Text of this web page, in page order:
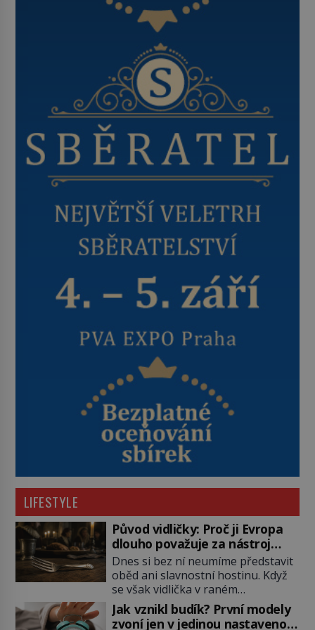
LIFESTYLE
Původ vidličky: Proč ji Evropa
dlouho považuje za nástroj
samotného satana?
Dnes si bez ní neumíme představit
oběd ani slavnostní hostinu. Když
se však vidlička v raném
středověku objevuje na evropských
stolech, vzbuzuje pohoršení,
Jak vznikl budík? První modely
zvoní jen v jedinou nastavenou